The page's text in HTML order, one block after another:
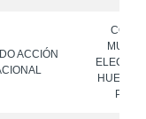
ACCIÓN